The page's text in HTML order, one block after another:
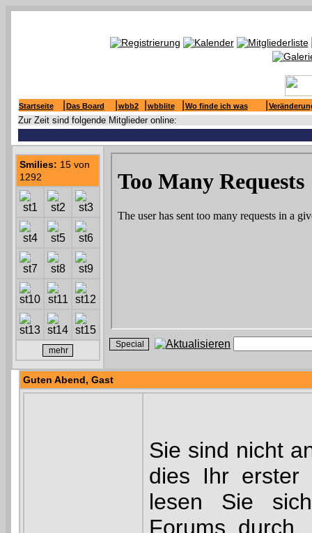
Startseite Das Board wbb2 wbblite Wo finde ich was
Zur Zeit sind folgende Mitglieder online:
Smilies: 15 von
1292
Guten Abend, Gast
Sie sind nicht
dies Ihr erster
lesen Sie
Forums durch.